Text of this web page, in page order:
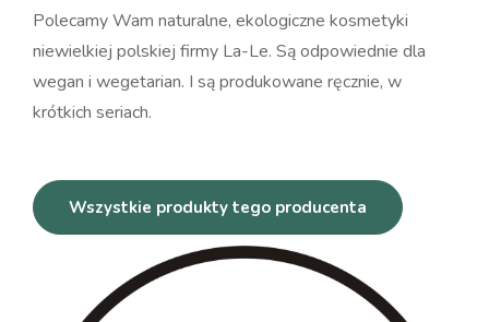
Polecamy Wam naturalne, ekologiczne kosmetyki
niewielkiej polskiej firmy La-Le. Są odpowiednie dla
wegan i wegetarian. I są produkowane ręcznie, w
krótkich seriach.
Wszystkie produkty tego producenta